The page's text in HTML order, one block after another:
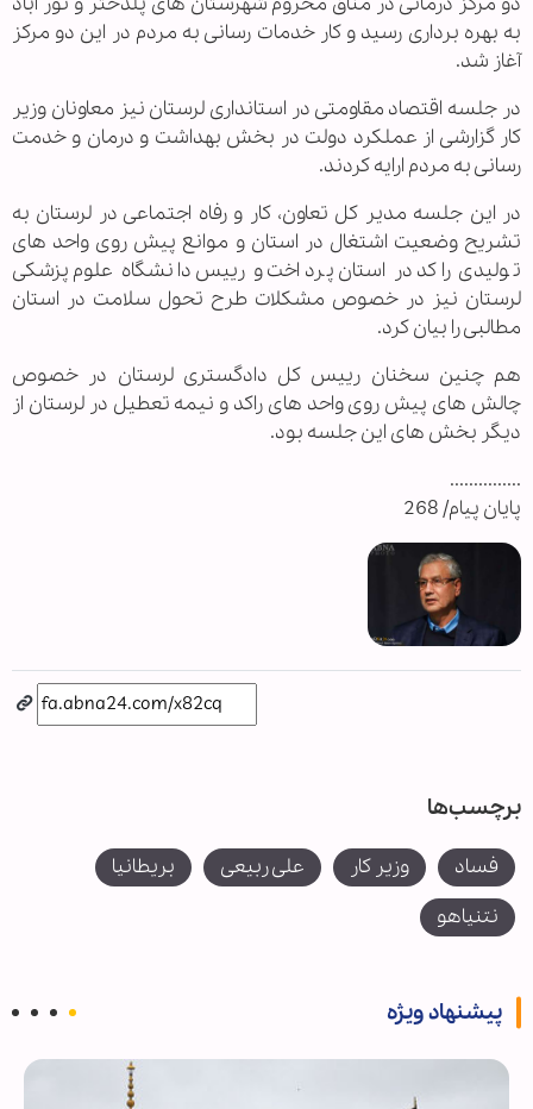
به بهره برداری رسید و کار خدمات رسانی به مردم در این دو مرکز
آغاز شد.
در جلسه اقتصاد مقاومتی در استانداری لرستان نیز معاونان وزیر
کار گزارشی از عملکرد دولت در بخش بهداشت و درمان و خدمت
رسانی به مردم ارایه کردند.
در این جلسه مدیر کل تعاون، کار و رفاه اجتماعی در لرستان به
تشریح وضعیت اشتغال در استان و موانع پیش روی واحد های
تولیدی راکد در استان پرداخت و رییس دانشگاه علوم پزشکی
لرستان نیز در خصوص مشکلات طرح تحول سلامت در استان
مطالبی را بیان کرد.
هم چنین سخنان رییس کل دادگستری لرستان در خصوص
چالش های پیش روی واحد های راکد و نیمه تعطیل در لرستان از
دیگر بخش های این جلسه بود.
...............
پایان پیام/ 268
برچسب‌ها
فساد وزیر کار علی ربیعی
بريطانيا
نتنياهو
پیشنهاد ویژه